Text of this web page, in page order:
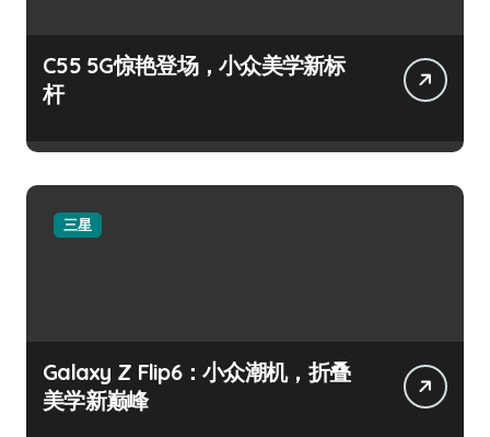
C55 5G惊艳登场，小众美学新标
杆
三星
Galaxy Z Flip6：小众潮机，折叠
美学新巅峰